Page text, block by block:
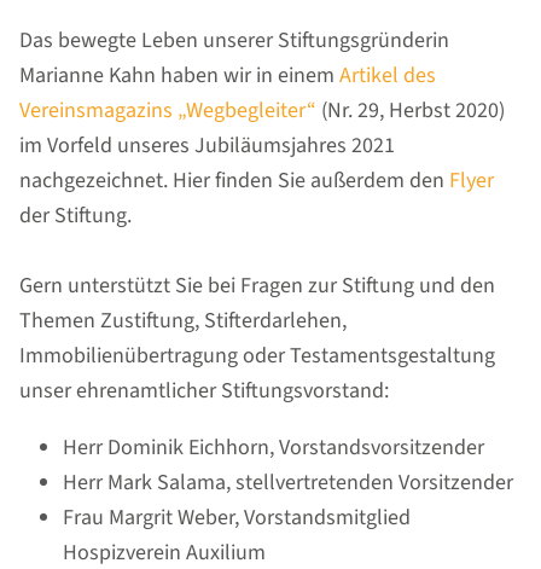
Das bewegte Leben unserer Stiftungsgründerin
Marianne Kahn haben wir in einem Artikel des
Vereinsmagazins „Wegbegleiter“ (Nr. 29, Herbst 2020)
im Vorfeld unseres Jubiläumsjahres 2021
nachgezeichnet. Hier finden Sie außerdem den Flyer
der Stiftung.
Gern unterstützt Sie bei Fragen zur Stiftung und den
Themen Zustiftung, Stifterdarlehen,
Immobilienübertragung oder Testamentsgestaltung
unser ehrenamtlicher Stiftungsvorstand:
Herr Dominik Eichhorn, Vorstandsvorsitzender
Herr Mark Salama, stellvertretenden Vorsitzender
Frau Margrit Weber, Vorstandsmitglied
Hospizverein Auxilium